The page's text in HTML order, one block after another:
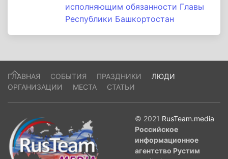
исполняющим обязанности Главы
Республики Башкортостан
ГЛАВНАЯ СОБЫТИЯ ПРАЗДНИКИ
ЛЮДИ
ОРГАНИЗАЦИИ
МЕСТА СТАТЬИ
© 2021 RusTeam.media
Российское
информационное
агентство Рустим